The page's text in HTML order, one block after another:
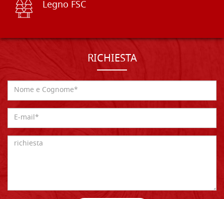
Legno FSC
RICHIESTA